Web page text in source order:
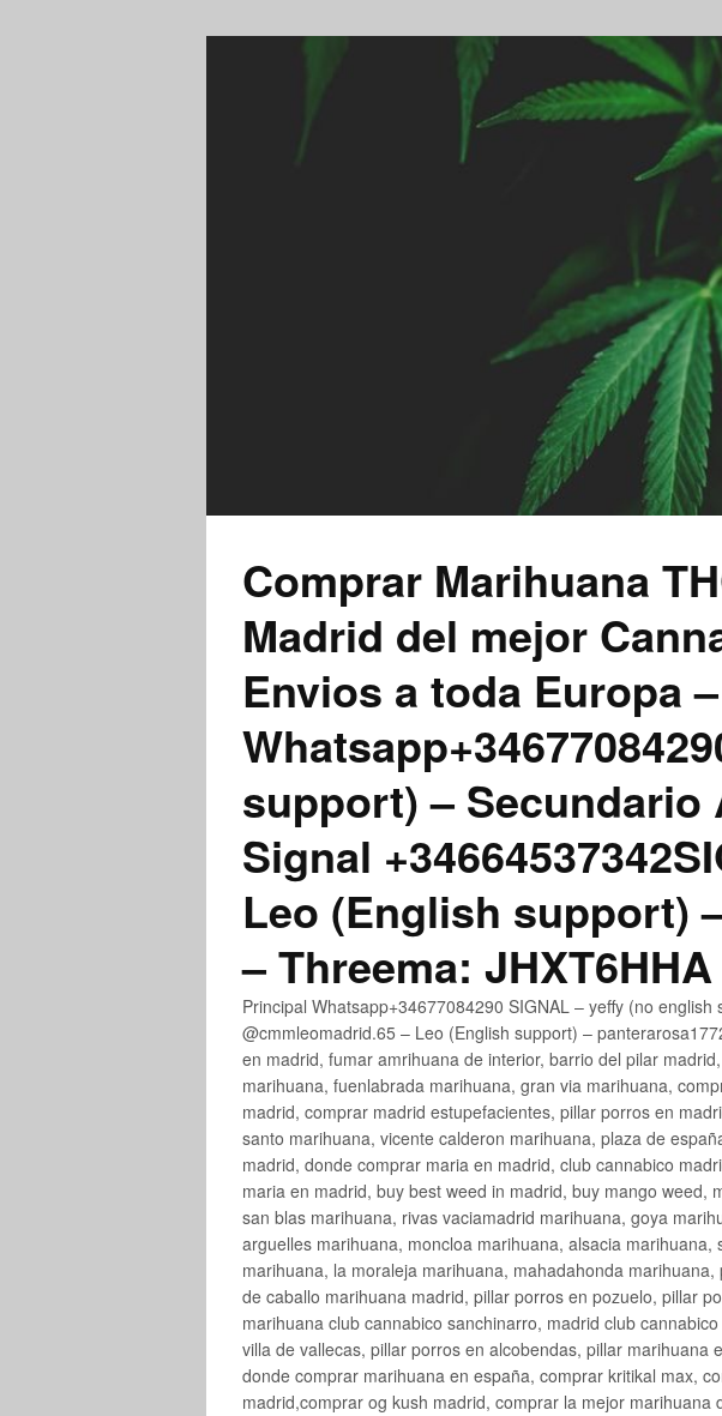
Comprar Marihuana
Madrid del mejor
Envios a toda Europa
support) – Secundario
Signal
Leo (English support)
– Threema: JHXT6HHA
Principal Whatsapp+34677084290 SIGNAL – yeffy (no
@cmmleomadrid.65 – Leo (English support) –
en madrid, fumar amrihuana de interior, barrio del pilar
marihuana, fuenlabrada marihuana, gran via marihuana,
madrid, comprar madrid estupefacientes, pillar porros en
santo marihuana, vicente calderon marihuana, plaza de
madrid, donde comprar maria en madrid, club cannabico
maria en madrid, buy best weed in madrid, buy mango
san blas marihuana, rivas vaciamadrid marihuana, goya
arguelles marihuana, moncloa marihuana, alsacia
marihuana, la moraleja marihuana, mahadahonda
de caballo marihuana madrid, pillar porros en pozuelo, pillar
marihuana club cannabico sanchinarro, madrid club
villa de vallecas, pillar porros en alcobendas, pillar
donde comprar marihuana en españa, comprar kritikal max,
madrid,comprar og kush madrid, comprar la mejor